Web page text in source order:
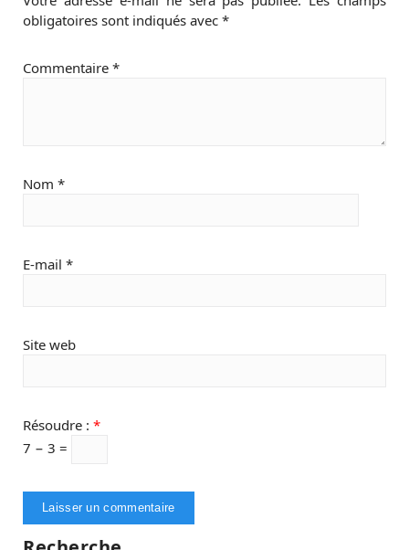
obligatoires sont indiqués avec *
Commentaire *
Nom *
E-mail *
Site web
Résoudre : *
7 − 3 =